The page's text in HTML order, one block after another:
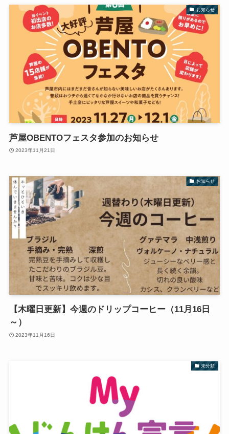
お知らせ
芦屋OBENTOフェスタ参加のお知らせ
2023年11月21日
お知らせ
【木曜日更新】今週のドリップコーヒー（11月16日
～）
2023年11月16日
未分類